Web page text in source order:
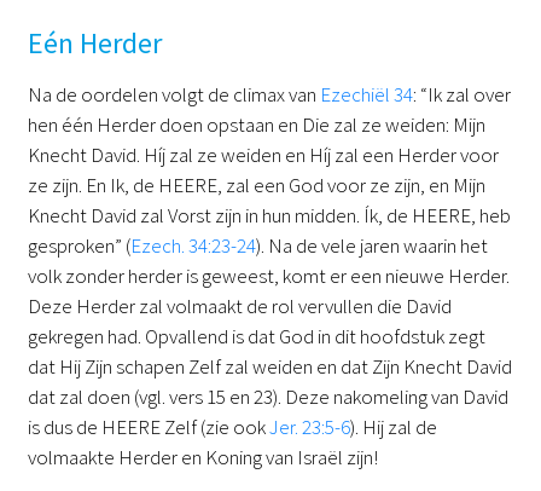
Eén Herder
Na de oordelen volgt de climax van Ezechiël 34: “Ik zal over
hen één Herder doen opstaan en Die zal ze weiden: Mijn
Knecht David. Híj zal ze weiden en Híj zal een Herder voor
ze zijn. En Ik, de HEERE, zal een God voor ze zijn, en Mijn
Knecht David zal Vorst zijn in hun midden. Ík, de HEERE, heb
gesproken” (Ezech. 34:23-24). Na de vele jaren waarin het
volk zonder herder is geweest, komt er een nieuwe Herder.
Deze Herder zal volmaakt de rol vervullen die David
gekregen had. Opvallend is dat God in dit hoofdstuk zegt
dat Hij Zijn schapen Zelf zal weiden en dat Zijn Knecht David
dat zal doen (vgl. vers 15 en 23). Deze nakomeling van David
is dus de HEERE Zelf (zie ookJer. 23:5-6). Hij zal de
volmaakte Herder en Koning van Israël zijn!